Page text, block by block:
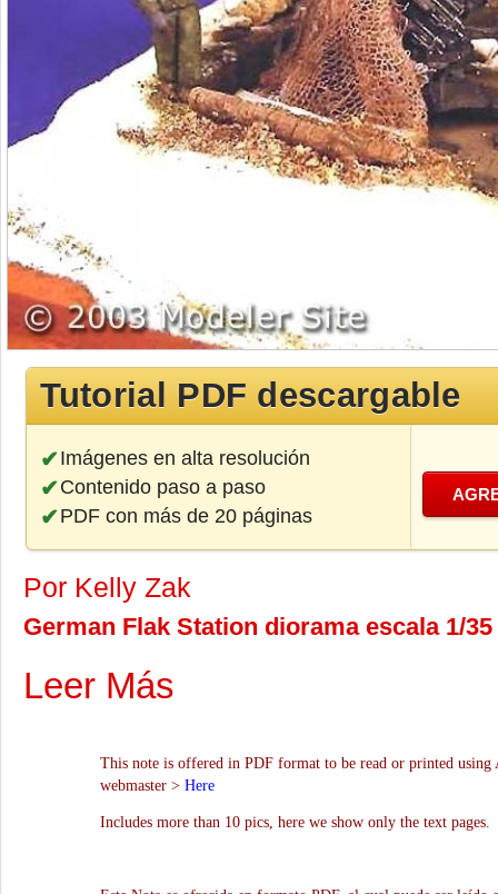
Tutorial PDF descargable
Imágenes en alta resolución
Contenido paso a paso
PDF con más de 20 páginas
Por Kelly Zak
German Flak Station diorama escala 1/
Leer Más
This note is offered in PDF format to be read or printed using
webmaster > Here
Includes more than 10 pics, here we show only the text pages.